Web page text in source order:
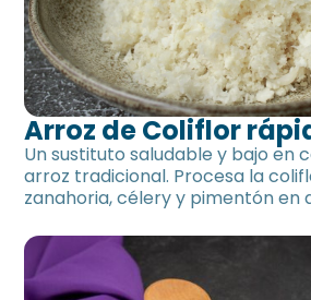
Arroz de Coliflor
Un sustituto saludable y bajo en
arroz tradicional. Procesa la
zanahoria, célery y pimentón en